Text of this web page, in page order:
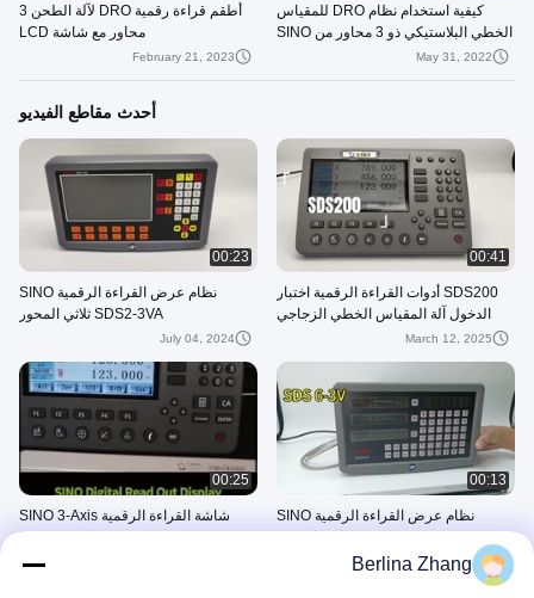
كيفية استخدام نظام DRO للمقياس
الخطي البلاستيكي ذو 3 محاور من SINO
May 31, 2022
أطقم قراءة رقمية DRO لآلة الطحن 3
محاور مع شاشة LCD
February 21, 2023
أحدث مقاطع الفيديو
00:41
SDS200 أدوات القراءة الرقمية اختبار
الدخول آلة المقياس الخطي الزجاجي
March 12, 2025
00:23
نظام عرض القراءة الرقمية SINO
SDS2-3VA ثلاثي المحور
July 04, 2024
00:13
نظام عرض القراءة الرقمية SINO
June 03, 2024
00:25
شاشة القراءة الرقمية SINO 3-Axis
Berlina Zhang